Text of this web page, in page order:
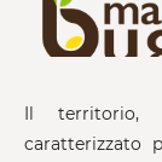
Il territorio,
caratterizzato